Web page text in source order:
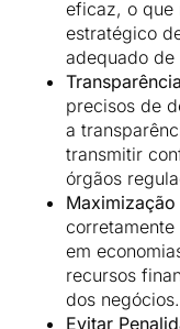
eficaz, o que
estratégico
adequado de
precisos de
a
transmitir
órgãos
em
recursos
dos negócios.
Evitar